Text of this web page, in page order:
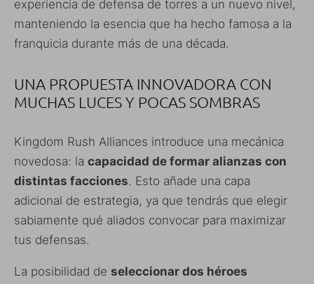
experiencia de defensa de torres a un nuevo nivel,
manteniendo la esencia que ha hecho famosa a la
franquicia durante más de una década.
UNA PROPUESTA INNOVADORA CON
MUCHAS LUCES Y POCAS SOMBRAS
Kingdom Rush Alliances introduce una mecánica
novedosa: la capacidad de formar alianzas con
distintas facciones. Esto añade una capa
adicional de estrategia, ya que tendrás que elegir
sabiamente qué aliados convocar para maximizar
tus defensas.
La posibilidad de seleccionar dos héroes